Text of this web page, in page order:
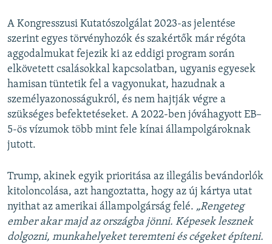
A Kongresszusi Kutatószolgálat 2023-as jelentése
szerint egyes törvényhozók és szakértők már régóta
aggodalmukat fejezik ki az eddigi program során
elkövetett csalásokkal kapcsolatban, ugyanis egyesek
hamisan tüntetik fel a vagyonukat, hazudnak a
személyazonosságukról, és nem hajtják végre a
szükséges befektetéseket. A 2022-ben jóváhagyott EB–
5-ös vízumok több mint fele kínai állampolgároknak
jutott.
Trump, akinek egyik prioritása az illegális bevándorlók
kitoloncolása, azt hangoztatta, hogy az új kártya utat
nyithat az amerikai állampolgárság felé. „Rengeteg
ember akar majd az országba jönni. Képesek lesznek
dolgozni, munkahelyeket teremteni és cégeket építeni.